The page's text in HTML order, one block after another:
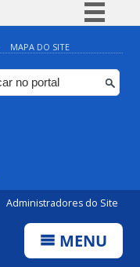
Simplifique!
Comunica BR
Participe
MAPA DO SITE
Administradores do Site
MENU